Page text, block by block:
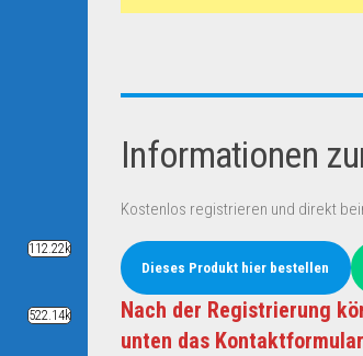
Informationen
Kostenlos registrieren und direkt
Dieses Produkt hier bestellen
Nach der Registrierung
unten das
112.22k
522.14k